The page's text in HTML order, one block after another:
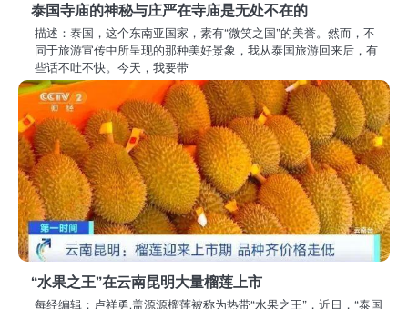
泰国寺庙的神秘与庄严在寺庙是无处不在的
描述：泰国，这个东南亚国家，素有“微笑之国”的美誉。然而，不
同于旅游宣传中所呈现的那种美好景象，我从泰国旅游回来后，有
些话不吐不快。今天，我要带
“水果之王”在云南昆明大量榴莲上市
每经编辑：卢祥勇,盖源源榴莲被称为热带“水果之王”，近日，“泰国